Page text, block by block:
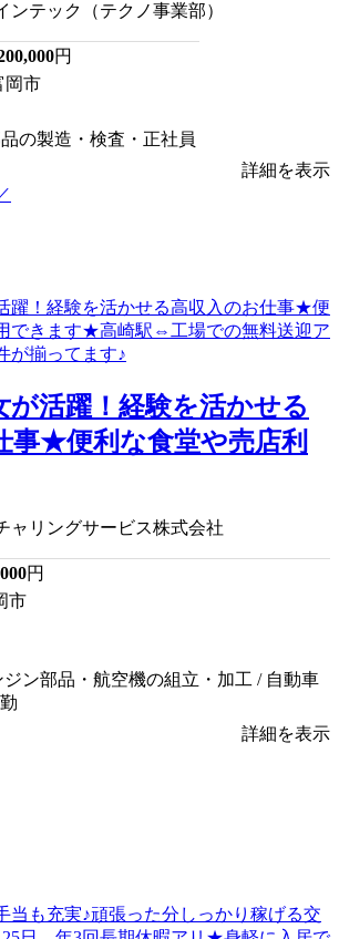
ンテック（テクノ事業部）
円
岡市
の製造・検査・正社員
詳細を表示
が活躍！経験を活かせる
事★便利な食堂や売店利
ャリングサービス株式会社
円
市
ン部品・航空機の組立・加工 / 自動車
詳細を表示